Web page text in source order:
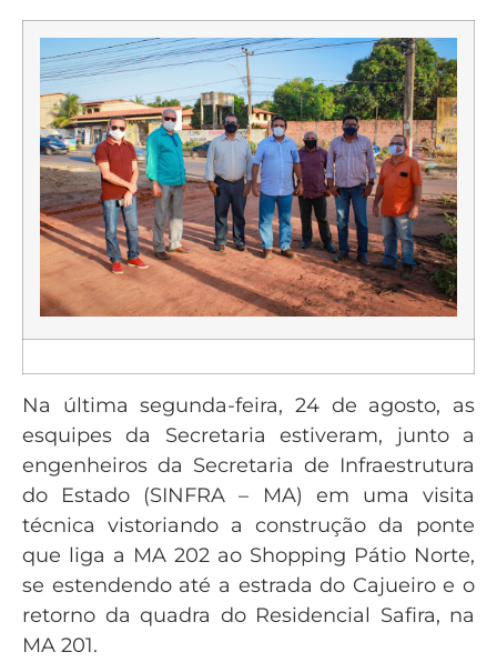
Na última segunda-feira, 24 de agosto, as
esquipes da Secretaria estiveram, junto a
engenheiros da Secretaria de Infraestrutura
do Estado (SINFRA – MA) em uma visita
técnica vistoriando a construção da ponte
que liga a MA 202 ao Shopping Pátio Norte,
se estendendo até a estrada do Cajueiro e o
retorno da quadra do Residencial Safira, na
MA 201.